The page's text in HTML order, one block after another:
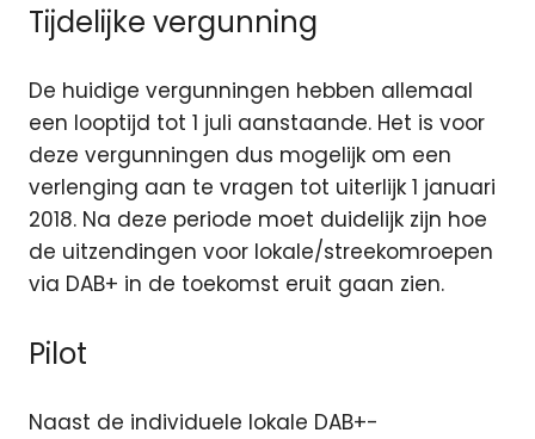
Tijdelijke vergunning
De huidige vergunningen hebben allemaal
een looptijd tot 1 juli aanstaande. Het is voor
deze vergunningen dus mogelijk om een
verlenging aan te vragen tot uiterlijk 1 januari
2018. Na deze periode moet duidelijk zijn hoe
de uitzendingen voor lokale/streekomroepen
via DAB+ in de toekomst eruit gaan zien.
Pilot
Naast de individuele lokale DAB+-